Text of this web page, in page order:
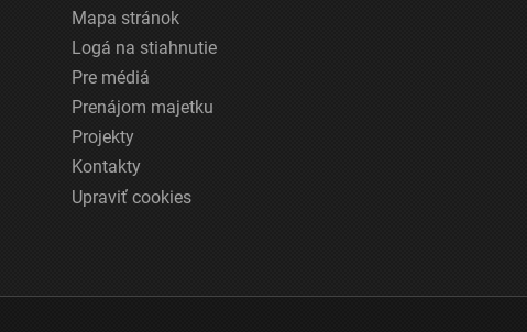
Mapa stránok
Logá na stiahnutie
Pre médiá
Prenájom majetku
Projekty
Kontakty
Upraviť cookies